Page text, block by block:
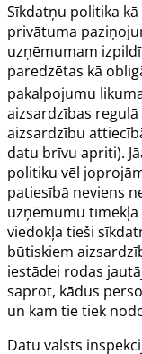
Sīkdatņu politika
privātuma
uzņēmumam
paredzētas kā
pakalpojumu
aizsardzības regulā
aizsardzību
datu brīvu apriti).
politiku vēl
patiesībā neviens
uzņēmumu
viedokļa tieši
būtiskiem
iestādei rodas
saprot, kādus
un kam tie tiek
Datu valsts